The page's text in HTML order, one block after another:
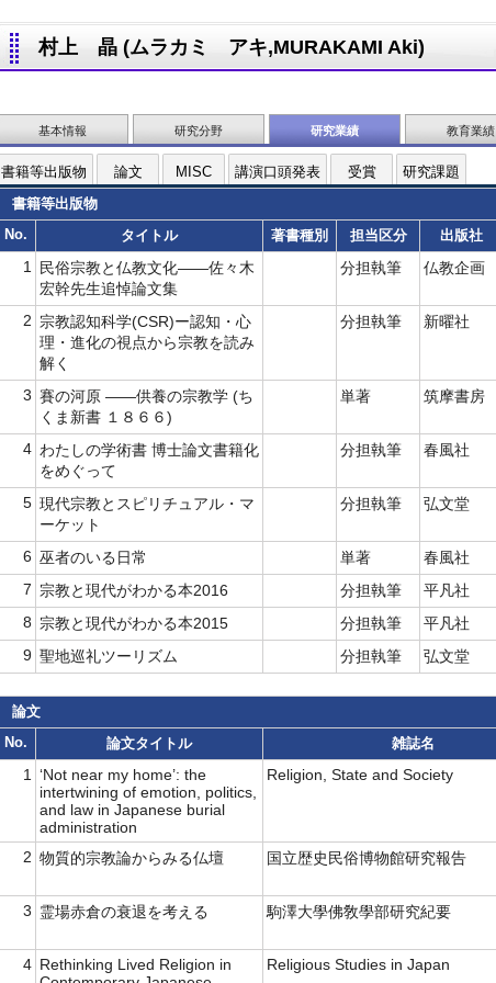
村上 晶 (ムラカミ アキ,MURAKAMI Aki)
基本情報 研究分野 研究業績 教育業績
書籍等出版物 論文 MISC 講演口頭発表 受賞
研究課題
書籍等出版物
No.
タイトル 著書種別 担当区分 出版社
1
民俗宗教と仏教文化――佐々木
宏幹先生追悼論文集
分担執筆 仏教企画
2 宗教認知科学(CSR)ー認知・心
理・進化の視点から宗教を読み
解く
分担執筆 新曜社
3 賽の河原 ――供養の宗教学 (ち
くま新書 １８６６)
単著 筑摩書房
4 わたしの学術書 博士論文書籍化
をめぐって
分担執筆 春風社
5 現代宗教とスピリチュアル・マ
ーケット
分担執筆 弘文堂
6 巫者のいる日常 単著 春風社
7 宗教と現代がわかる本2016 分担執筆 平凡社
8 宗教と現代がわかる本2015 分担執筆 平凡社
9 聖地巡礼ツーリズム 分担執筆 弘文堂
論文
No.
論文タイトル 雑誌名
1
‘Not near my home’: the
intertwining of emotion, politics,
and law in Japanese burial
administration
Religion, State and Society
2 物質的宗教論からみる仏壇 国立歴史民俗博物館研究報告
3 霊場赤倉の衰退を考える 駒澤大學佛敎學部研究紀要
4 Rethinking Lived Religion in
Religious Studies in Japan